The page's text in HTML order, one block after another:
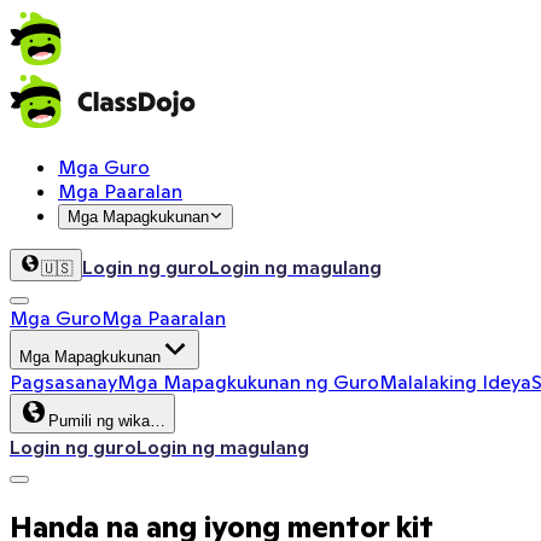
Mga Guro
Mga Paaralan
Mga Mapagkukunan
🇺🇸 Login ng guroLogin ng magulang
Mga GuroMga Paaralan
Mga Mapagkukunan
PagsasanayMga Mapagkukunan ng GuroMalalaking Ideya
Pumili ng wika…
Login ng guroLogin ng magulang
Handa na ang iyong mentor kit